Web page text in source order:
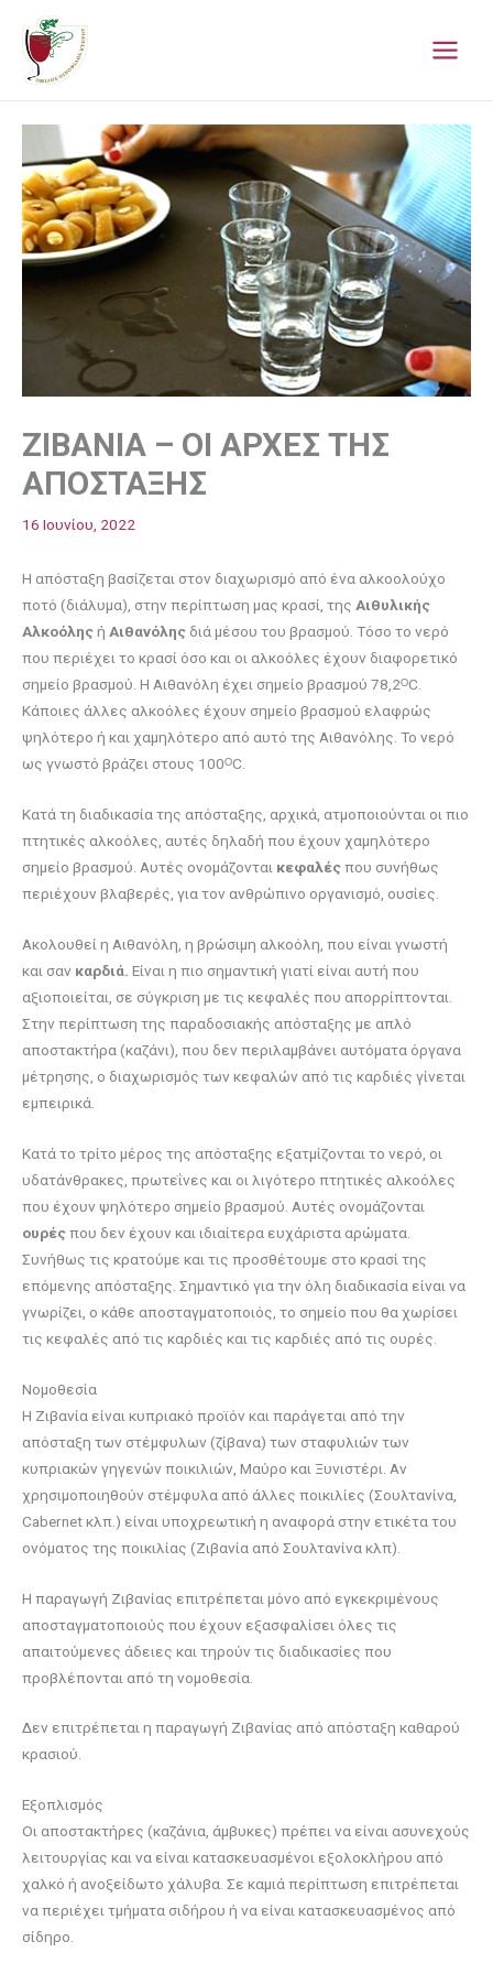
Μετάβαση
περιεχόμενο
ΖΙΒΑΝΙΑ – ΟΙ ΑΡΧΕΣ ΤΗΣ
ΑΠΟΣΤΑΞΗΣ
16 Ιουνίου, 2022
Η απόσταξη βασίζεται στον διαχωρισμό από ένα αλκοολούχο
ποτό (διάλυμα), στην περίπτωση μας κρασί, της Αιθυλικής
Αλκοόληςή Αιθανόλης διά μέσου του βρασμού. Τόσο το νερό
που περιέχει το κρασί όσο και οι αλκοόλες έχουν διαφορετικό
σημείο βρασμού. Η Αιθανόλη έχει σημείο βρασμού 78,2ᴼC.
Κάποιες άλλες αλκοόλες έχουν σημείο βρασμού ελαφρώς
ψηλότερο ή και χαμηλότερο από αυτό της Αιθανόλης. Το νερό
ως γνωστό βράζει στους 100ᴼC.
Κατά τη διαδικασία της απόσταξης, αρχικά, ατμοποιούνται οι πιο
πτητικές αλκοόλες, αυτές δηλαδή που έχουν χαμηλότερο
σημείο βρασμού. Αυτές ονομάζονται κεφαλέςπου συνήθως
περιέχουν βλαβερές, για τον ανθρώπινο οργανισμό, ουσίες.
Ακολουθεί η Αιθανόλη, η βρώσιμη αλκοόλη, που είναι γνωστή
και σαν καρδιά. Είναι η πιο σημαντική γιατί είναι αυτή που
αξιοποιείται, σε σύγκριση με τις κεφαλές που απορρίπτονται.
Στην περίπτωση της παραδοσιακής απόσταξης με απλό
αποστακτήρα (καζάνι), που δεν περιλαμβάνει αυτόματα όργανα
μέτρησης, ο διαχωρισμός των κεφαλών από τις καρδιές γίνεται
εμπειρικά.
Κατά το τρίτο μέρος της απόσταξης εξατμίζονται το νερό, οι
υδατάνθρακες, πρωτεΐνες και οι λιγότερο πτητικές αλκοόλες
που έχουν ψηλότερο σημείο βρασμού. Αυτές ονομάζονται
ουρέςπου δεν έχουν και ιδιαίτερα ευχάριστα αρώματα.
Συνήθως τις κρατούμε και τις προσθέτουμε στο κρασί της
επόμενης απόσταξης. Σημαντικό για την όλη διαδικασία είναι να
γνωρίζει, ο κάθε αποσταγματοποιός, το σημείο που θα χωρίσει
τις κεφαλές από τις καρδιές και τις καρδιές από τις ουρές.
Νομοθεσία
Η Ζιβανία είναι κυπριακό προϊόν και παράγεται από την
απόσταξη των στέμφυλων (ζίβανα) των σταφυλιών των
κυπριακών γηγενών ποικιλιών, Μαύρο και Ξυνιστέρι. Αν
χρησιμοποιηθούν στέμφυλα από άλλες ποικιλίες (Σουλτανίνα,
Cabernet κλπ.) είναι υποχρεωτική η αναφορά στην ετικέτα του
ονόματος της ποικιλίας (Ζιβανία από Σουλτανίνα κλπ).
Η παραγωγή Ζιβανίας επιτρέπεται μόνο από εγκεκριμένους
αποσταγματοποιούς που έχουν εξασφαλίσει όλες τις
απαιτούμενες άδειες και τηρούν τις διαδικασίες που
προβλέπονται από τη νομοθεσία.
Δεν επιτρέπεται η παραγωγή Ζιβανίας από απόσταξη καθαρού
κρασιού.
Εξοπλισμός
Οι αποστακτήρες (καζάνια, άμβυκες) πρέπει να είναι ασυνεχούς
λειτουργίας και να είναι κατασκευασμένοι εξολοκλήρου από
χαλκό ή ανοξείδωτο χάλυβα. Σε καμιά περίπτωση επιτρέπεται
να περιέχει τμήματα σιδήρου ή να είναι κατασκευασμένος από
σίδηρο.